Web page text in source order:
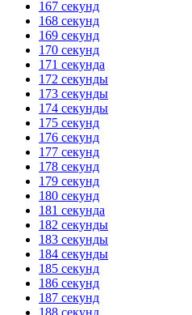
167 секунд
168 секунд
169 секунд
170 секунд
171 секунда
172 секунды
173 секунды
174 секунды
175 секунд
176 секунд
177 секунд
178 секунд
179 секунд
180 секунд
181 секунда
182 секунды
183 секунды
184 секунды
185 секунд
186 секунд
187 секунд